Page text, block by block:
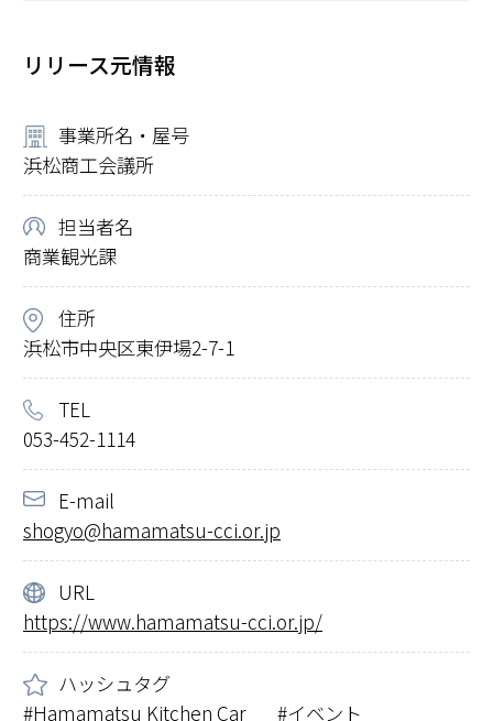
リリース元情報
事業所名・屋号
浜松商工会議所
担当者名
商業観光課
住所
浜松市中央区東伊場2-7-1
TEL
053-452-1114
E-mail
shogyo@hamamatsu-cci.or.jp
URL
https://www.hamamatsu-cci.or.jp/
ハッシュタグ
Hamamatsu Kitchen Car
イベント